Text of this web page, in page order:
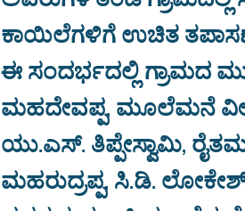
ಕಾಯಿಲೆಗಳಿಗೆ ಉಚಿತ
ಈ ಸಂದರ್ಭದಲ್ಲಿ ಗ್ರಾಮದ
ಮಹದೇವಪ್ಪ, ಮೂಲೆಮನೆ
ಯು.ಎಸ್. ತಿಪ್ಪೇಸ್ವಾಮಿ,
ಮಹರುದ್ರಪ್ಪ, ಸಿ.ಡಿ.